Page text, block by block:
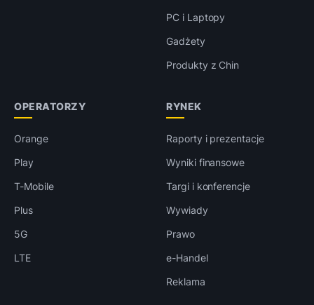
PC i Laptopy
Gadżety
Produkty z Chin
OPERATORZY
Orange
Play
T-Mobile
Plus
5G
LTE
RYNEK
Raporty i prezentacje
Wyniki finansowe
Targi i konferencje
Wywiady
Prawo
e-Handel
Reklama